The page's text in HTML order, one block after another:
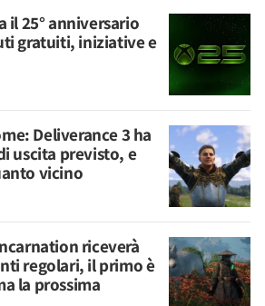
il 25° anniversario
gratuiti, iniziative e
Deliverance 3 ha
uscita previsto, e
vicino
riceverà
regolari, il primo è
la prossima